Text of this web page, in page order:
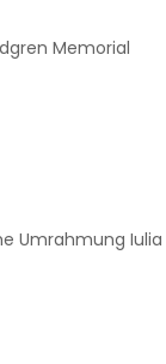
Memorial
Umrahmung Iulia